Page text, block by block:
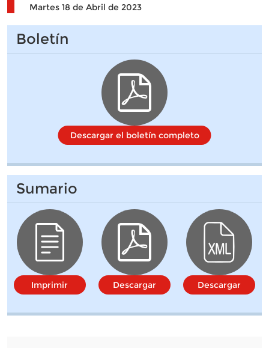
Martes 18 de Abril de 2023
Boletín
Descargar el boletín completo
Sumario
Imprimir Descargar Descargar